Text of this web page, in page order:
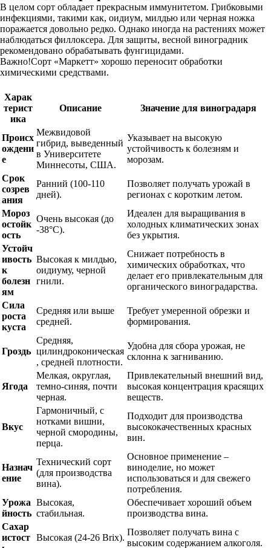
В целом сорт обладает прекрасным иммунитетом. Грибковыми
инфекциями, такими как, оидиум, милдью или черная ножка
поражается довольно редко. Однако иногда на растениях может
наблюдаться филлоксера. Для защиты, весной виноградник
рекомендовано обрабатывать фунгицидами.
Важно!Сорт «Маркетт» хорошо переносит обработки
химическими средствами.
Харак
терист
ика
Описание Значение для виноградаря
Происх
ождени
е
Межвидовой
гибрид, выведенный
в Университете
Миннесоты, США.
Указывает на высокую
устойчивость к болезням и
морозам.
Срок
созрев
ания
Ранний (100-110
дней).
Позволяет получать урожай в
регионах с коротким летом.
Мороз
остойк
ость
Очень высокая (до
-38°C).
Идеален для выращивания в
холодных климатических зонах
без укрытия.
Устойч
ивость
к
болезн
ям
Высокая к милдью,
оидиуму, черной
гнили.
Снижает потребность в
химических обработках, что
делает его привлекательным для
органического виноградарства.
Сила
роста
куста
Средняя или выше
средней.
Требует умеренной обрезки и
формирования.
Гроздь
Средняя,
цилиндроконическая
, средней плотности.
Удобна для сбора урожая, не
склонна к загниванию.
Ягода
Мелкая, округлая,
темно-синяя, почти
черная.
Привлекательный внешний вид,
высокая концентрация красящих
веществ.
Вкус
Гармоничный, с
нотками вишни,
черной смородины,
перца.
Подходит для производства
высококачественных красных
вин.
Назнач
ение
Технический сорт
(для производства
вина).
Основное применение –
виноделие, но может
использоваться и для свежего
потребления.
Урожа
йность
Высокая,
стабильная.
Обеспечивает хороший объем
производства вина.
Сахар
истост Высокая (24-26 Brix).
Позволяет получать вина с
высоким содержанием алкоголя.